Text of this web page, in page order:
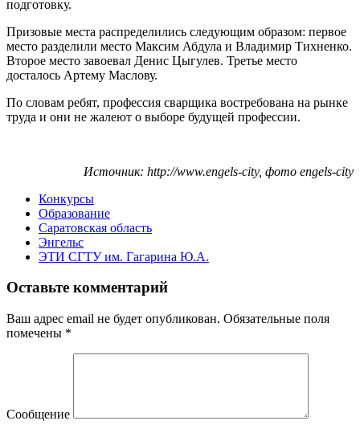
подготовку.
Призовые места распределились следующим образом: первое
место разделили место Максим Абдула и Владимир Тихненко.
Второе место завоевал Денис Цыгулев. Третье место
досталось Артему Маслову.
По словам ребят, профессия сварщика востребована на рынке
труда и они не жалеют о выборе будущей профессии.
Источник: http://www.engels-city, фото engels-city
Конкурсы
Образование
Саратовская область
Энгельс
ЭТИ СГТУ им. Гагарина Ю.А.
Оставьте комментарий
Ваш адрес email не будет опубликован. Обязательные поля
помечены *
Сообщение